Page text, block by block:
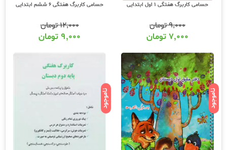
حسامی کاربرگ هفتگی 1 اول ابتدایی
۹,۰۰۰تومان
۷,۰۰۰ تومان
حسامی کاربرگ هفتگی 6 ششم ابتدایی
۱۲,۰۰۰تومان
۹,۰۰۰ تومان
ناموجود ناموجود